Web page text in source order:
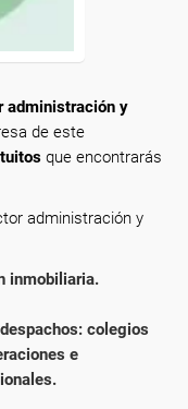
administración y
de este
que encontrarás
administración y
inmobiliaria.
colegios
e